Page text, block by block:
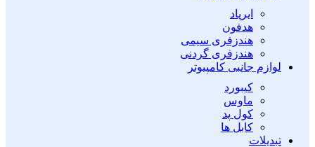
ایرپاد
هدفون
هندزفری سیمی
هندزفری گردنی
لوازم جانبی کامپیوتر
کیبورد
ماوس
کول پد
کابل ها
تبدیلات